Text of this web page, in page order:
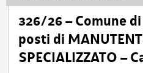
326/26 – Comune
posti di
SPECIALIZZATO –